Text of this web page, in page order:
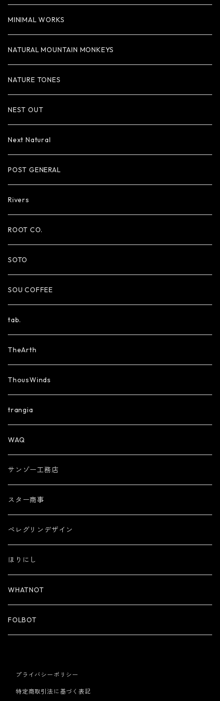
MINIMAL WORKS
NATURAL MOUNTAIN MONKEYS
NATURE TONES
NEST OUT
Next Natural
POST GENERAL
Rivers
ROOT CO.
SOTO
SOU COFFEE
tab.
TheArth
ThousWinds
trangia
WAQ
サンゾー工務店
スター商事
ペレグリンデザイン
ほりにし
WHATNOT
FOLBOT
プライバシーポリシー
特定商取引法に基づく表記